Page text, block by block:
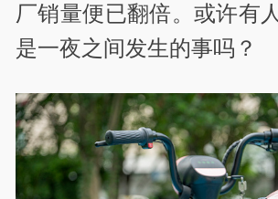
厂销量便已翻倍。或许有
是一夜之间发生的事吗？